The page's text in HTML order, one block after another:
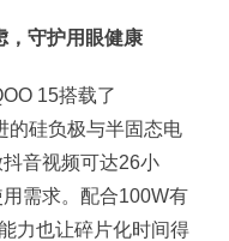
，守护用眼健康
15搭载了
的硅负极与半固态电
音视频可达26小
需求。配合100W有
力也让碎片化时间得